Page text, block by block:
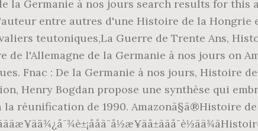
la Germanie à nos jours search results for this
entre autres d'une Histoire de la Hongrie
teutoniques,La Guerre de Trente Ans,
de l'Allemagne de la Germanie à nos jours on
Fnac : De la Germanie à nos jours, Histoire
Henry Bogdan propose une synthèse qui
réunification de 1990. Amazonã§ã®Histoire